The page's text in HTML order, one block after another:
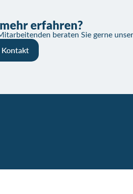
erfahren?
beraten Sie gerne
Kontakt